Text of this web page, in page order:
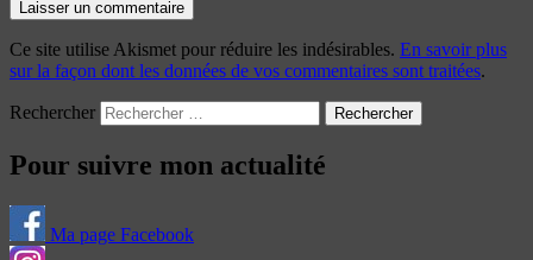
Ce site utilise Akismet pour réduire les indésirables. En savoir plus
sur la façon dont les données de vos commentaires sont traitées.
Rechercher
Pour suivre mon actualité
Ma page Facebook